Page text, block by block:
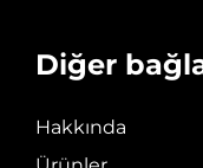
Diğer
Hakkında